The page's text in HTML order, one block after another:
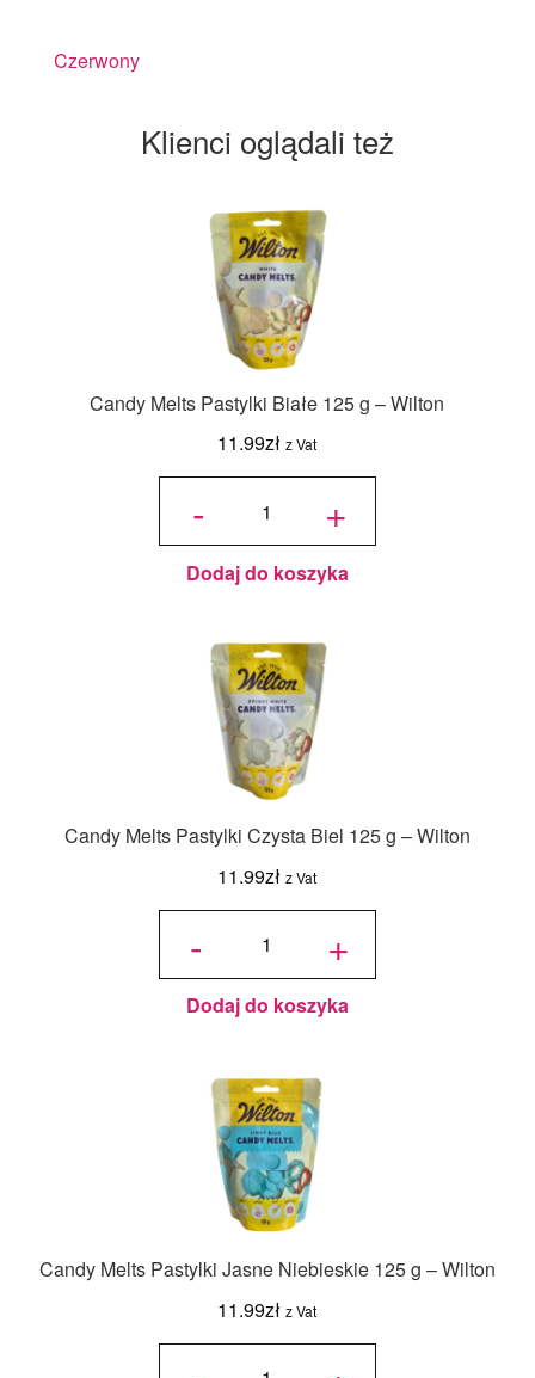
Czerwony
Klienci oglądali też
Candy Melts Pastylki Białe 125 g – Wilton
11.99zł z Vat
-
ilość
Pastylki
Białe
125 g -
Wilton +
Dodaj do koszyka
Candy Melts Pastylki Czysta Biel 125 g – Wilton
11.99zł z Vat
-
ilość
Pastylki
Czysta
Biel
125 g -
Wilton
+
Dodaj do koszyka
Candy Melts Pastylki Jasne Niebieskie 125 g – Wilton
11.99zł z Vat
ilość